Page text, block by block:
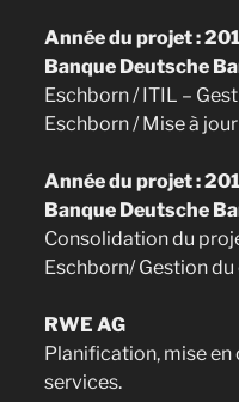
Année du projet :
Banque Deutsche
Eschborn / ITIL –
Eschborn / Mise à
Année du projet :
Banque Deutsche
Consolidation du
Eschborn/ Gestion du
RWE AG
Planification, mise
services.